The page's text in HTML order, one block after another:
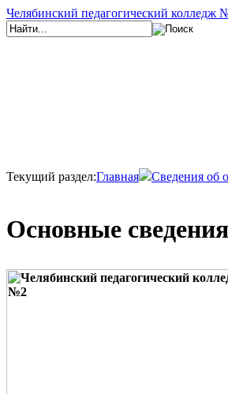
Челябинский педагогический колледж
Текущий раздел:Главная Сведения об
Основные сведения